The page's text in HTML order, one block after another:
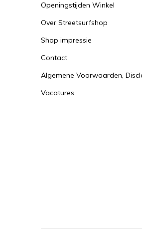
Openingstijden Winkel
Over Streetsurfshop
Shop impressie
Contact
Algemene Voorwaarden,
Vacatures